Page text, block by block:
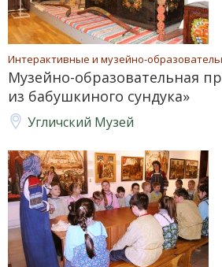
Интерактивные и музейно-
Музейно-образовательная
из бабушкиного сундука»
Угличский Музей